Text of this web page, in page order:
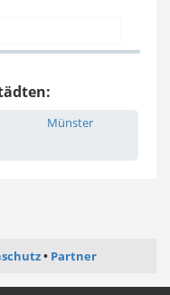
Münster
Partner